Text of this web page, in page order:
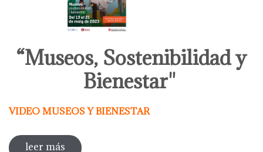
“Museos, Sostenibilidad y
Bienestar"
VIDEO MUSEOS Y BIENESTAR
leer más sobre actividades entorno al dia